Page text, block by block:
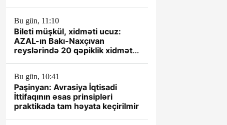
Bu gün, 11:10
Bileti müşkül, xidməti ucuz:
AZAL-ın Bakı-Naxçıvan
reyslərində 20 qəpiklik xidmət
Bu gün, 10:41
Paşinyan: Avrasiya İqtisadi
İttifaqının əsas prinsipləri
praktikada tam həyata keçirilmir